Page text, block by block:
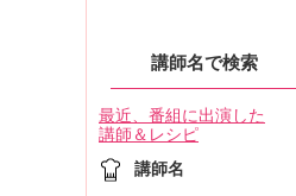
講師名で検索
最近、番組に出演した
講師＆レシピ
講師名